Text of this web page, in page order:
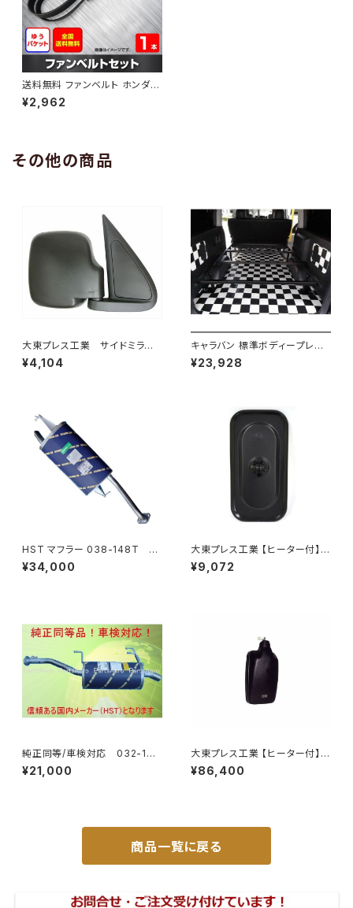
送料無料 ファンベルト ホンダ
MDX 型式YD1 H15.03～H18.
06 （国内トップメーカー） 1本 H
¥2,962
その他の商品
大東プレス工業 サイドミラー/
バックミラダイハツ ハイゼッ
ト 右 99年～ DI-646
¥4,104
キャラバン 標準ボディープレミ
アムＧＸ/ＧＸライダ～用ベッドキ
ットフレーム GZ100-1
¥23,928
HST マフラー 038-148T プ
レミオ ZRT261 トヨタ 本体オ
ールステンレス 車検対応 純正
¥34,000
大東プレス工業 【ヒーター付】サ
イドミラー/バックミラーJ08 DI
-7BZ
¥9,072
純正同等/車検対応 032-132
タウンエース ライトエース トラ
ック
¥21,000
大東プレス工業 【ヒーター付】ハ
イウェイリモコンミラー DI-722
1CXE
¥86,400
商品一覧に戻る